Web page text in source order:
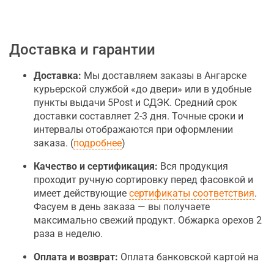
Доставка и гарантии
Доставка: Мы доставляем заказы в Ангарске
курьерской службой «до двери» или в удобные
пункты выдачи 5Post и СДЭК. Средний срок
доставки составляет 2-3 дня. Точные сроки и
интервалы отображаются при оформлении
заказа. (подробнее)
Качество и сертификация: Вся продукция
проходит ручную сортировку перед фасовкой и
имеет действующие сертификаты соответствия.
Фасуем в день заказа — вы получаете
максимально свежий продукт. Обжарка орехов 2
раза в неделю.
Оплата и возврат: Оплата банковской картой на